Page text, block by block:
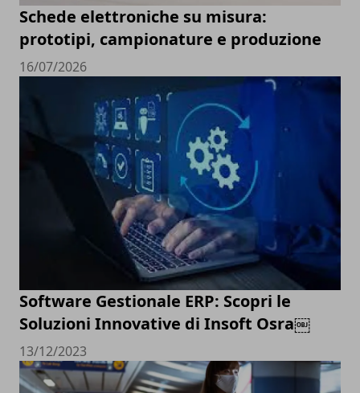
Schede elettroniche su misura:
prototipi, campionature e produzione
16/07/2026
Software Gestionale ERP: Scopri le
Soluzioni Innovative di Insoft Osra￼
13/12/2023